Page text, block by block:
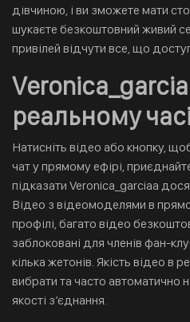
дівчиною, і ви зможете мати
шукаєте безкоштовний живий
привілей відчути все, що
реальному
Натисніть відео або кнопку,
чат у прямому ефірі,
підказати Veronica_garciaa
Відео з відеомоделями в
профілі, багато відео
заблоковані для членів фан-
кілька жетонів. Якість відео в
вибрати та часто автоматично
якості з’єднання.